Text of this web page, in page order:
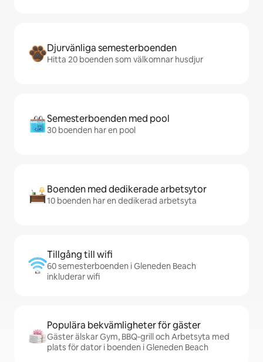
Djurvänliga semesterboenden
Hitta 20 boenden som välkomnar husdjur
Semesterboenden med pool
30 boenden har en pool
Boenden med dedikerade arbetsytor
10 boenden har en dedikerad arbetsyta
Tillgång till wifi
60 semesterboenden i Gleneden Beach
inkluderar wifi
Populära bekvämligheter för gäster
Gäster älskar Gym, BBQ-grill och Arbetsyta med
plats för dator i boenden i Gleneden Beach